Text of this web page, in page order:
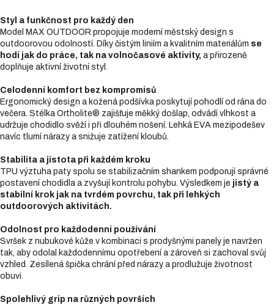
Styl a funkčnost pro každý den
Model MAX OUTDOOR propojuje moderní městský design s
outdoorovou odolností. Díky čistým liniím a kvalitním materiálům se
hodí jak do práce, tak na volnočasové aktivity, a přirozeně
doplňuje aktivní životní styl.
Celodenní komfort bez kompromisů
Ergonomický design a kožená podšívka poskytují pohodlí od rána do
večera. Stélka Ortholite® zajišťuje měkký došlap, odvádí vlhkost a
udržuje chodidlo svěží i při dlouhém nošení. Lehká EVA mezipodešev
navíc tlumí nárazy a snižuje zatížení kloubů.
Stabilita a jistota při každém kroku
TPU výztuha paty spolu se stabilizačním shankem podporují správné
postavení chodidla a zvyšují kontrolu pohybu. Výsledkem je jistý a
stabilní krok jak na tvrdém povrchu, tak při lehkých
outdoorových aktivitách.
Odolnost pro každodenní používání
Svršek z nubukové kůže v kombinaci s prodyšnými panely je navržen
tak, aby odolal každodennímu opotřebení a zároveň si zachoval svůj
vzhled. Zesílená špička chrání před nárazy a prodlužuje životnost
obuvi.
Spolehlivý grip na různých površích